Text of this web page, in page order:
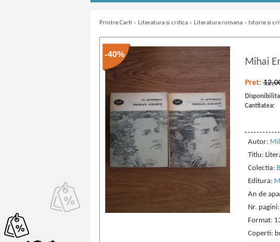
Printre Carti » Literatura si critica » Literatura romana » Istorie si
-40%
Mihai
Pret:
Cantitatea:
Autor:
Titlu:
Colectia:
Editura:
An de
Nr.
Format:
Coperti: